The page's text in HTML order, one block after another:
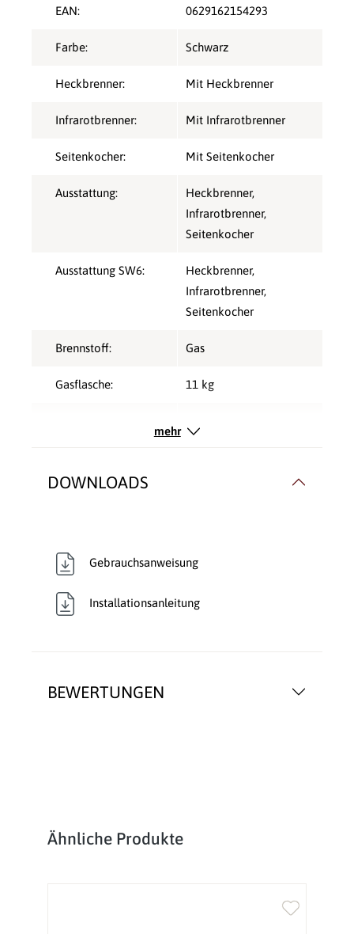
BEWERTUNGEN
EAN: 0629162154293
Farbe: Schwarz
Heckbrenner: Mit Heckbrenner
Infrarotbrenner: Mit Infrarotbrenner
Seitenkocher: Mit Seitenkocher
Ausstattung: Heckbrenner,
Infrarotbrenner,
Seitenkocher
Ausstattung SW6: Heckbrenner,
Infrarotbrenner,
Seitenkocher
Brennstoff: Gas
Gasflasche: 11 kg
mehr
DOWNLOADS
Gebrauchsanweisung
Installationsanleitung
Produktgalerie überspringen
Ähnliche Produkte